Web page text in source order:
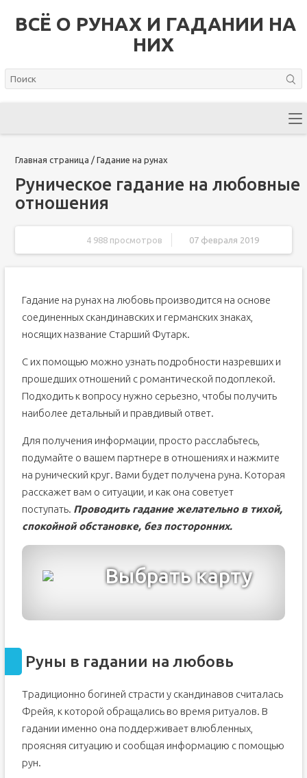
ВСЁ О РУНАХ И ГАДАНИИ НА
НИХ
Главная страница / Гадание на рунах
Руническое гадание на любовные
отношения
4 988 просмотров 07 февраля 2019
Гадание на рунах на любовь производится на основе
соединенных скандинавских и германских знаках,
носящих название Старший Футарк.
С их помощью можно узнать подробности назревших и
прошедших отношений с романтической подоплекой.
Подходить к вопросу нужно серьезно, чтобы получить
наиболее детальный и правдивый ответ.
Для получения информации, просто расслабьтесь,
подумайте о вашем партнере в отношениях и нажмите
на рунический круг. Вами будет получена руна. Которая
расскажет вам о ситуации, и как она советует
поступать. Проводить гадание желательно в тихой,
спокойной обстановке, без посторонних.
Выбрать карту
Руны в гадании на любовь
Традиционно богиней страсти у скандинавов считалась
Фрейя, к которой обращались во время ритуалов. В
гадании именно она поддерживает влюбленных,
проясняя ситуацию и сообщая информацию с помощью
рун.